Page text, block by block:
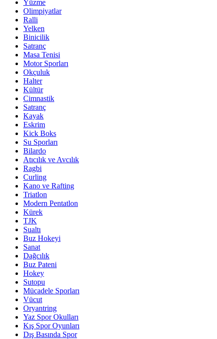
Yüzme
Olimpiyatlar
Ralli
Yelken
Binicilik
Satranç
Masa Tenisi
Motor Sporları
Okçuluk
Halter
Kültür
Cimnastik
Satranç
Kayak
Eskrim
Kick Boks
Su Sporları
Bilardo
Atıcılık ve Avcılık
Ragbi
Curling
Kano ve Rafting
Triatlon
Modern Pentatlon
Kürek
TJK
Sualtı
Buz Hokeyi
Sanat
Dağcılık
Buz Pateni
Hokey
Sutopu
Mücadele Sporları
Vücut
Oryantring
Yaz Spor Okulları
Kış Spor Oyunları
Dış Basında Spor